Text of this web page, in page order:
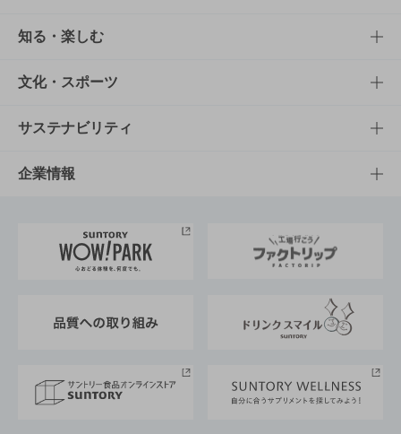
商品TOP
商品一覧
商品発売情報
栄養成分一覧
知る・楽しむ
知る・楽しむTOP
キャンペーン
工場見学
地域情報
文化・スポーツ
文化・スポーツTOP
サントリーホール
サントリーサンバーズ大阪
サステナビリティ
サステナビリティTOP
サントリーが考えるサステナビリティ経営
企業情報
企業概要
採用情報